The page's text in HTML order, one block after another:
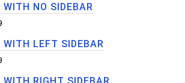
WITH NO SIDEBAR
WITH LEFT SIDEBAR
WITH RIGHT SIDEBAR